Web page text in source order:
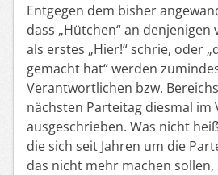
Entgegen dem bisher
dass „Hütchen“ an
als erstes „Hier!“ schrie, oder
gemacht hat“ werden
Verantwortlichen bzw.
nächsten Parteitag diesmal im
ausgeschrieben. Was nicht
die sich seit Jahren um die
das nicht mehr machen